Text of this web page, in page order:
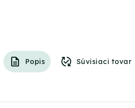
Popis Súvisiaci tovar